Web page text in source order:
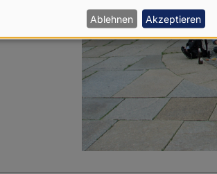
Ablehnen Akzeptieren